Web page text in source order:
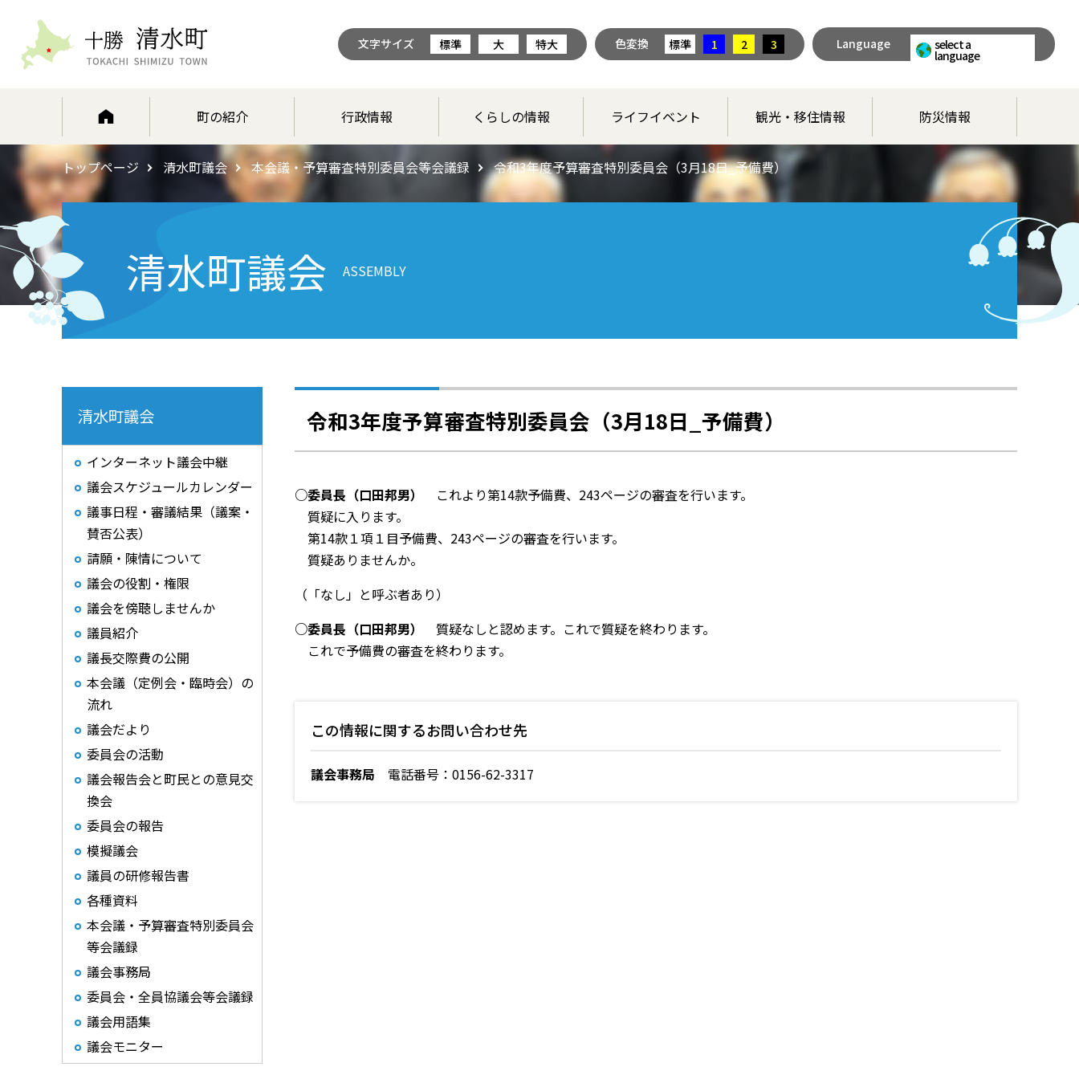
文字サイズ 標準 大 特大 色変換 標準 1 2 3 Language select a
language
町の紹介 行政情報 くらしの情報 ライフイベント 観光・移住情報 防災情報
トップページ 清水町議会 本会議・予算審査特別委員会等会議録 令和3年度予算審査特別委員会（3月18日_予備費）
清水町議会 ASSEMBLY
清水町議会
インターネット議会中継
議会スケジュールカレンダー
議事日程・審議結果（議案・
賛否公表）
請願・陳情について
議会の役割・権限
議会を傍聴しませんか
議員紹介
議長交際費の公開
本会議（定例会・臨時会）の
流れ
議会だより
委員会の活動
議会報告会と町民との意見交
換会
委員会の報告
模擬議会
議員の研修報告書
各種資料
本会議・予算審査特別委員会
等会議録
議会事務局
委員会・全員協議会等会議録
議会用語集
議会モニター
令和3年度予算審査特別委員会（3月18日_予備費）
○委員長（口田邦男）
これより第14款予備費、243ページの審査を行います。
質疑に入ります。
第14款１項１目予備費、243ページの審査を行います。
質疑ありませんか。
（「なし」と呼ぶ者あり）
○委員長（口田邦男）
質疑なしと認めます。これで質疑を終わります。
これで予備費の審査を終わります。
この情報に関するお問い合わせ先
議会事務局 電話番号：0156-62-3317